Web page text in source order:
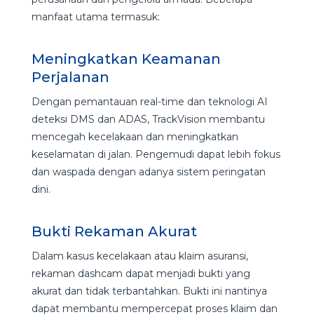
manfaat utama termasuk:
Meningkatkan Keamanan
Perjalanan
Dengan pemantauan real-time dan teknologi AI
deteksi DMS dan ADAS, TrackVision membantu
mencegah kecelakaan dan meningkatkan
keselamatan di jalan. Pengemudi dapat lebih fokus
dan waspada dengan adanya sistem peringatan
dini.
Bukti Rekaman Akurat
Dalam kasus kecelakaan atau klaim asuransi,
rekaman dashcam dapat menjadi bukti yang
akurat dan tidak terbantahkan. Bukti ini nantinya
dapat membantu mempercepat proses klaim dan